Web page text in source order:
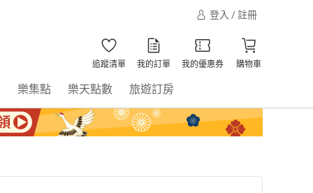
登入 / 註冊
追蹤清單 我的訂單 我的優惠券 購物車
樂集點 樂天點數 旅遊訂房